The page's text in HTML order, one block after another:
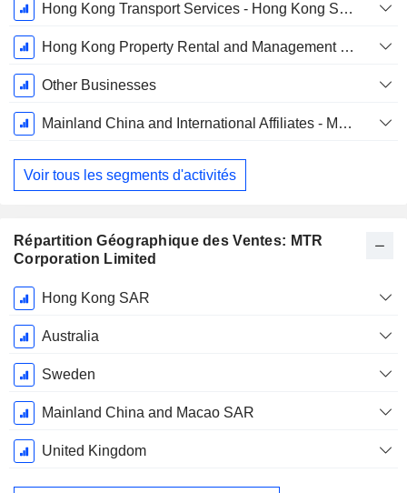
Hong Kong Transport Services - Hong Kong Station Commercial Businesses
Hong Kong Property Rental and Management Businesses
Other Businesses
Mainland China and International Affiliates - Mainland China Property Development
Voir tous les segments d'activités
Répartition Géographique des Ventes: MTR
Corporation Limited
Période
Fiscale:
Décembre
Hong Kong SAR
Australia
Sweden
Mainland China and Macao SAR
United Kingdom